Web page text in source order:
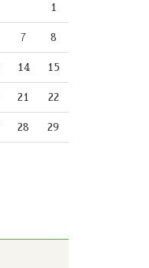
1
7 8
14 15
21 22
28 29